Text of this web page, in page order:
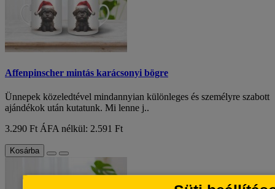
Affenpinscher mintás karácsonyi bögre
Ünnepek közeledtével mindannyian különleges és személyre szabott
ajándékok után kutatunk. Mi lenne j..
3.290 Ft ÁFA nélkül: 2.591 Ft
Kosárba